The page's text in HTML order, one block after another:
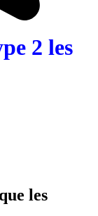
2 les
les